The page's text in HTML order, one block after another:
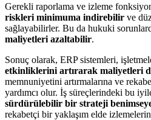
Gerekli raporlama ve izleme
riskleri minimuma indirebilir ve
sağlayabilirler. Bu da hukuki
maliyetleri azaltabilir.
Sonuç olarak, ERP sistemleri,
etkinliklerini artırarak maliyetleri
memnuniyetini artırmalarına ve
yardımcı olur. İş süreçlerindeki bu
sürdürülebilir bir strateji
rekabetçi bir yaklaşım elde